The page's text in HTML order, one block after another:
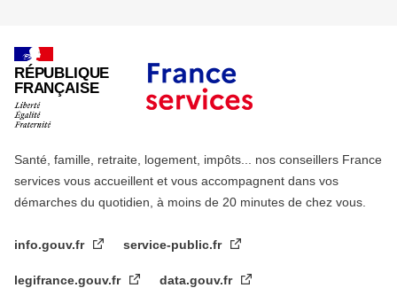
RÉPUBLIQUE
FRANÇAISE
Santé, famille, retraite, logement, impôts... nos conseillers France
services vous accueillent et vous accompagnent dans vos
démarches du quotidien, à moins de 20 minutes de chez vous.
info.gouv.fr service-public.fr
legifrance.gouv.fr data.gouv.fr